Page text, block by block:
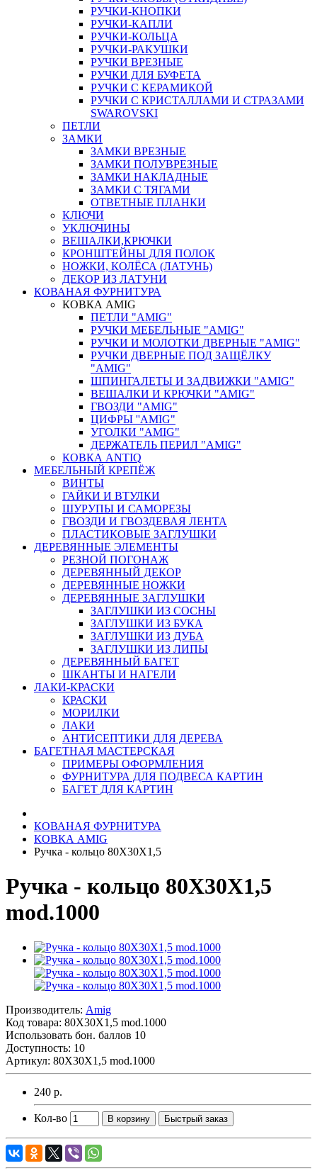
РУЧКИ-КНОПКИ
РУЧКИ-КАПЛИ
РУЧКИ-КОЛЬЦА
РУЧКИ-РАКУШКИ
РУЧКИ ВРЕЗНЫЕ
РУЧКИ ДЛЯ БУФЕТА
РУЧКИ С КЕРАМИКОЙ
РУЧКИ С КРИСТАЛЛАМИ И СТРАЗАМИ
SWAROVSKI
ПЕТЛИ
ЗАМКИ
ЗАМКИ ВРЕЗНЫЕ
ЗАМКИ ПОЛУВРЕЗНЫЕ
ЗАМКИ НАКЛАДНЫЕ
ЗАМКИ С ТЯГАМИ
ОТВЕТНЫЕ ПЛАНКИ
КЛЮЧИ
УКЛЮЧИНЫ
ВЕШАЛКИ,КРЮЧКИ
КРОНШТЕЙНЫ ДЛЯ ПОЛОК
НОЖКИ, КОЛЁСА (ЛАТУНЬ)
ДЕКОР ИЗ ЛАТУНИ
КОВАНАЯ ФУРНИТУРА
КОВКА AMIG
ПЕТЛИ "AMIG"
РУЧКИ МЕБЕЛЬНЫЕ "AMIG"
РУЧКИ И МОЛОТКИ ДВЕРНЫЕ "AMIG"
РУЧКИ ДВЕРНЫЕ ПОД ЗАЩЁЛКУ
"AMIG"
ШПИНГАЛЕТЫ И ЗАДВИЖКИ "AMIG"
ВЕШАЛКИ И КРЮЧКИ "AMIG"
ГВОЗДИ "AMIG"
ЦИФРЫ ''AMIG"
УГОЛКИ "AMIG"
ДЕРЖАТЕЛЬ ПЕРИЛ "AMIG"
КОВКА ANTIQ
МЕБЕЛЬНЫЙ КРЕПЁЖ
ВИНТЫ
ГАЙКИ И ВТУЛКИ
ШУРУПЫ И САМОРЕЗЫ
ГВОЗДИ И ГВОЗДЕВАЯ ЛЕНТА
ПЛАСТИКОВЫЕ ЗАГЛУШКИ
ДЕРЕВЯННЫЕ ЭЛЕМЕНТЫ
РЕЗНОЙ ПОГОНАЖ
ДЕРЕВЯННЫЙ ДЕКОР
ДЕРЕВЯННЫЕ НОЖКИ
ДЕРЕВЯННЫЕ ЗАГЛУШКИ
ЗАГЛУШКИ ИЗ СОСНЫ
ЗАГЛУШКИ ИЗ БУКА
ЗАГЛУШКИ ИЗ ДУБА
ЗАГЛУШКИ ИЗ ЛИПЫ
ДЕРЕВЯННЫЙ БАГЕТ
ШКАНТЫ И НАГЕЛИ
ЛАКИ-КРАСКИ
КРАСКИ
МОРИЛКИ
ЛАКИ
АНТИСЕПТИКИ ДЛЯ ДЕРЕВА
БАГЕТНАЯ МАСТЕРСКАЯ
ПРИМЕРЫ ОФОРМЛЕНИЯ
ФУРНИТУРА ДЛЯ ПОДВЕСА КАРТИН
БАГЕТ ДЛЯ КАРТИН
КОВАНАЯ ФУРНИТУРА
КОВКА AMIG
Ручка - кольцо 80X30X1,5
Ручка - кольцо 80X30X1,5
mod.1000
Производитель: Amig
Код товара: 80X30X1,5 mod.1000
Использовать бон. баллов 10
Доступность: 10
Артикул: 80X30X1,5 mod.1000
240 р.
Кол-во В корзину Быстрый заказ